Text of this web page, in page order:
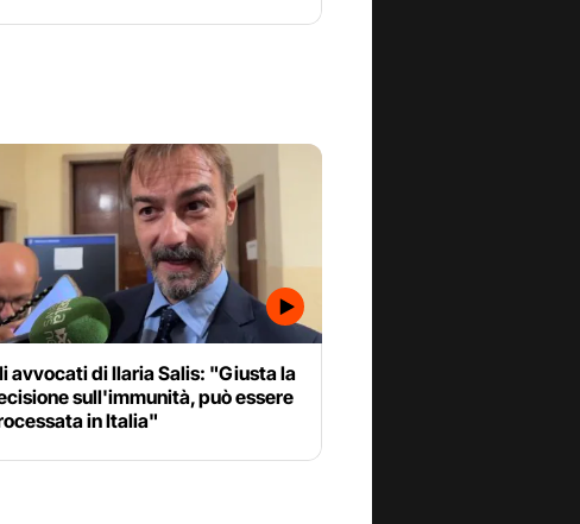
avvocati di Ilaria Salis: "Giusta la
sull'immunità, può essere
in Italia"